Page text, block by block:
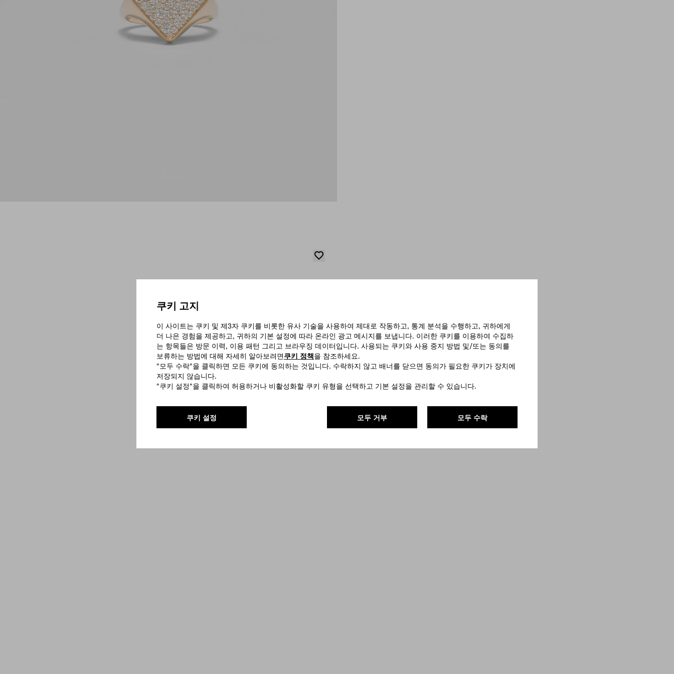
쿠키 고지
이 사이트는 쿠키 및 제3자 쿠키를 비롯한 유사 기술을 사용하여 제대로 작동하고, 통계 분석을 수행하고, 귀하에게
더 나은 경험을 제공하고, 귀하의 기본 설정에 따라 온라인 광고 메시지를 보냅니다. 이러한 쿠키를 이용하여 수집하
는 항목들은 방문 이력, 이용 패턴 그리고 브라우징 데이터입니다. 사용되는 쿠키와 사용 중지 방법 및/또는 동의를
보류하는 방법에 대해 자세히 알아보려면쿠키 정책을 참조하세요.
"모두 수락"을 클릭하면 모든 쿠키에 동의하는 것입니다. 수락하지 않고 배너를 닫으면 동의가 필요한 쿠키가 장치에
저장되지 않습니다.
"쿠키 설정"을 클릭하여 허용하거나 비활성화할 쿠키 유형을 선택하고 기본 설정을 관리할 수 있습니다.
모두 수락
모두 거부
쿠키 설정